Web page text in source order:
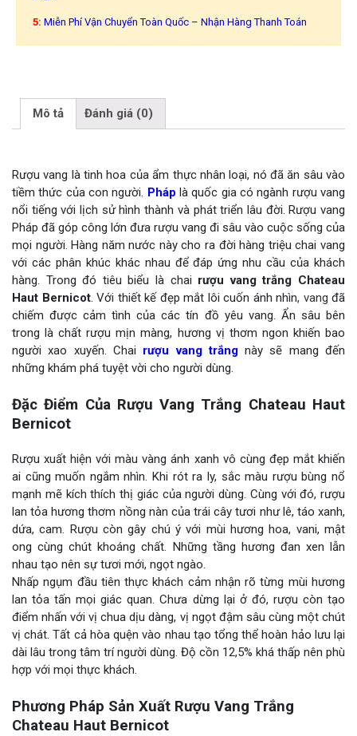
5: Miễn Phí Vận Chuyển Toàn Quốc – Nhận Hàng Thanh Toán
Mô tả Đánh giá (0)
Rượu vang là tinh hoa của ẩm thực nhân loại, nó đã ăn sâu vào
tiềm thức của con người. Pháp là quốc gia có ngành rượu vang
nổi tiếng với lịch sử hình thành và phát triển lâu đời. Rượu vang
Pháp đã góp công lớn đưa rượu vang đi sâu vào cuộc sống của
mọi người. Hàng năm nước này cho ra đời hàng triệu chai vang
với các phân khúc khác nhau để đáp ứng nhu cầu của khách
hàng. Trong đó tiêu biểu là chai rượu vang trắng Chateau
Haut Bernicot. Với thiết kế đẹp mắt lôi cuốn ánh nhìn, vang đã
chiếm được cảm tình của các tín đồ yêu vang. Ẩn sâu bên
trong là chất rượu mịn màng, hương vị thơm ngon khiến bao
người xao xuyến. Chai rượu vang trắngnày sẽ mang đến
những khám phá tuyệt vời cho người dùng.
Đặc Điểm Của Rượu Vang Trắng Chateau Haut
Bernicot
Rượu xuất hiện với màu vàng ánh xanh vô cùng đẹp mắt khiến
ai cũng muốn ngắm nhìn. Khi rót ra ly, sắc màu rượu bùng nổ
mạnh mẽ kích thích thị giác của người dùng. Cùng với đó, rượu
lan tỏa hương thơm nồng nàn của trái cây tươi như lê, táo xanh,
dứa, cam. Rượu còn gây chú ý với mùi hương hoa, vani, mật
ong cùng chút khoáng chất. Những tầng hương đan xen lẫn
nhau tạo nên sự tươi mới, ngọt ngào.
Nhấp ngụm đầu tiên thực khách cảm nhận rõ từng mùi hương
lan tỏa tấn mọi giác quan. Chưa dừng lại ở đó, rượu còn tạo
điểm nhấn với vị chua dịu dàng, vị ngọt đậm sâu cùng một chút
vị chát. Tất cả hòa quện vào nhau tạo tổng thể hoàn hảo lưu lại
dài lâu trong tâm trí người dùng. Độ cồn 12,5% khá thấp nên phù
hợp với mọi thực khách.
Phương Pháp Sản Xuất Rượu Vang Trắng
Chateau Haut Bernicot